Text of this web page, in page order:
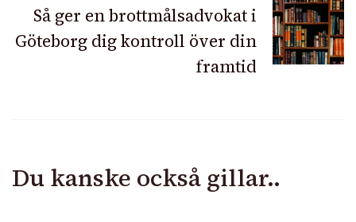
Så ger en brottmålsadvokat i
Göteborg dig kontroll över din
framtid
Du kanske också gillar..